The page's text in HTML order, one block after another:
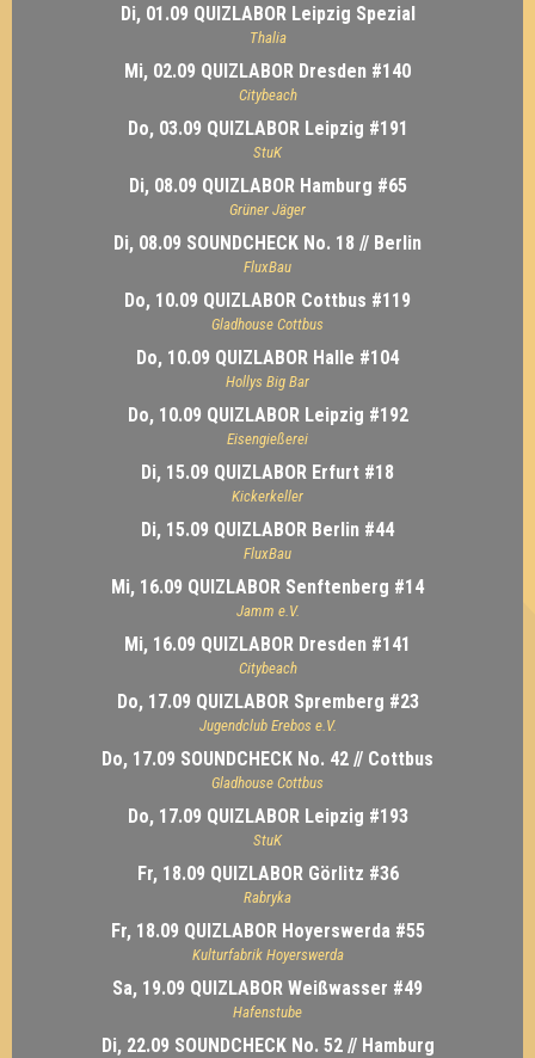
Di, 01.09 QUIZLABOR Leipzig Spezial
Thalia
Mi, 02.09 QUIZLABOR Dresden #140
Citybeach
Do, 03.09 QUIZLABOR Leipzig #191
StuK
Di, 08.09 QUIZLABOR Hamburg #65
Grüner Jäger
Di, 08.09 SOUNDCHECK No. 18 // Berlin
FluxBau
Do, 10.09 QUIZLABOR Cottbus #119
Gladhouse Cottbus
Do, 10.09 QUIZLABOR Halle #104
Hollys Big Bar
Do, 10.09 QUIZLABOR Leipzig #192
Eisengießerei
Di, 15.09 QUIZLABOR Erfurt #18
Kickerkeller
Di, 15.09 QUIZLABOR Berlin #44
FluxBau
Mi, 16.09 QUIZLABOR Senftenberg #14
Jamm e.V.
Mi, 16.09 QUIZLABOR Dresden #141
Citybeach
Do, 17.09 QUIZLABOR Spremberg #23
Jugendclub Erebos e.V.
Do, 17.09 SOUNDCHECK No. 42 // Cottbus
Gladhouse Cottbus
Do, 17.09 QUIZLABOR Leipzig #193
StuK
Fr, 18.09 QUIZLABOR Görlitz #36
Rabryka
Fr, 18.09 QUIZLABOR Hoyerswerda #55
Kulturfabrik Hoyerswerda
Sa, 19.09 QUIZLABOR Weißwasser #49
Hafenstube
Di, 22.09 SOUNDCHECK No. 52 // Hamburg